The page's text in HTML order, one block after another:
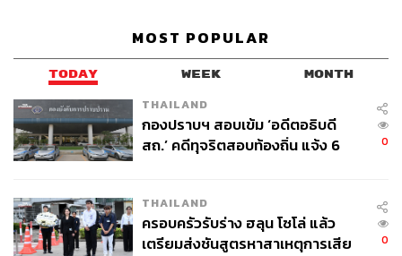
MOST POPULAR
TODAY WEEK MONTH
THAILAND
กองปราบฯ สอบเข้ม ‘อดีตอธิบดี
สถ.’ คดีทุจริตสอบท้องถิ่น แจ้ง 6
0
THAILAND
ครอบครัวรับร่าง ฮลุน โซโล่ แล้ว
เตรียมส่งชันสูตรหาสาเหตุการเสีย
0